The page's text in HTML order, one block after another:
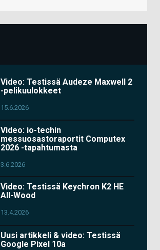
Video: Testissä Audeze Maxwell 2
-pelikuulokkeet
15.6.2026
Video: io-techin
messuosastoraportit Computex
2026 -tapahtumasta
3.6.2026
Video: Testissä Keychron K2 HE
All-Wood
13.4.2026
Uusi artikkeli & video: Testissä
Google Pixel 10a